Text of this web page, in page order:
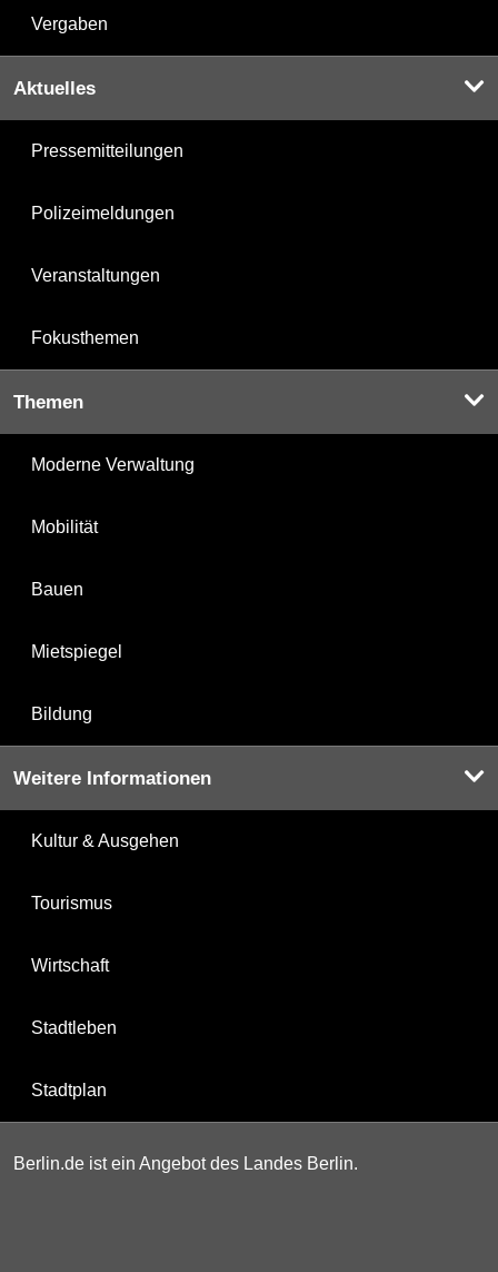
Vergaben
Aktuelles
Pressemitteilungen
Polizeimeldungen
Veranstaltungen
Fokusthemen
Themen
Moderne Verwaltung
Mobilität
Bauen
Mietspiegel
Bildung
Weitere Informationen
Kultur & Ausgehen
Tourismus
Wirtschaft
Stadtleben
Stadtplan
Berlin.de ist ein Angebot des Landes Berlin.